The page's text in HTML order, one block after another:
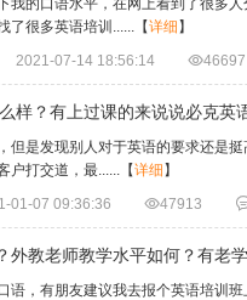
我的口语水平，在网上看到了很多
了很多英语培训...... 【详细 】
2021-07-14 18:56:14 46697
样？有上过课的来说说必克英
但是发现别人对于英语的要求还是
户打交道，最...... 【详细 】
01-07 09:36:36 47913
外教老师教学水平如何？有老
语，有朋友建议我去报个英语培训